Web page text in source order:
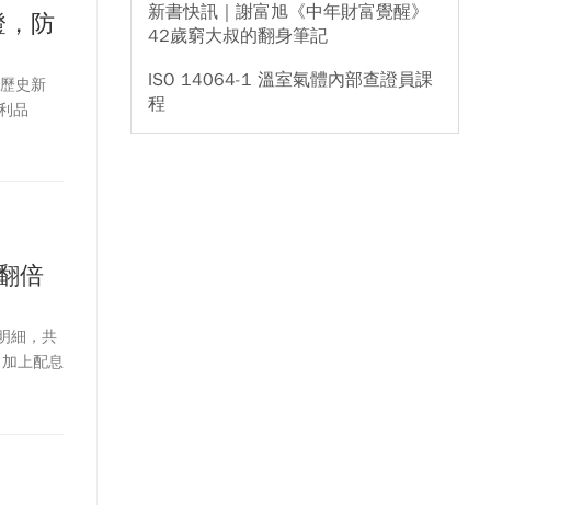
，防
史新
品
出能有
倍
細，共
上配息
新書快訊｜謝富旭《中年財富覺醒》
42歲窮大叔的翻身筆記
ISO 14064-1 溫室氣體內部查證員課
程